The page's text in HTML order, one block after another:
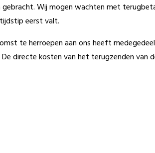
gebracht. Wij mogen wachten met
eerst valt.
te herroepen aan ons heeft
directe kosten van het terugzenden van